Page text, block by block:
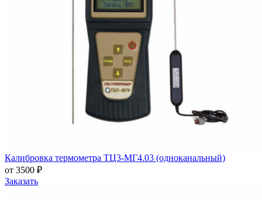
Калибровка термометра ТЦ3-МГ4.03 (одноканальный)
от 3500 ₽
Заказать